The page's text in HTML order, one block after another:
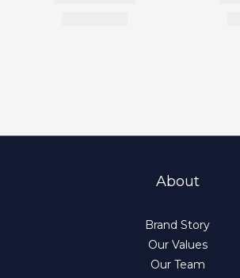
About
Brand Story
Our Values
Our Team